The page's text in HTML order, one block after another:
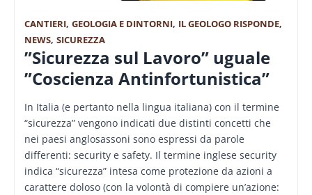
CANTIERI, GEOLOGIA E DINTORNI, IL GEOLOGO RISPONDE,
NEWS, SICUREZZA
”Sicurezza sul Lavoro” uguale
”Coscienza Antinfortunistica”
In Italia (e pertanto nella lingua italiana) con il termine
“sicurezza” vengono indicati due distinti concetti che
nei paesi anglosassoni sono espressi da parole
differenti: security e safety. Il termine inglese security
indica “sicurezza” intesa come protezione da azioni a
carattere doloso (con la volontà di compiere un’azione: